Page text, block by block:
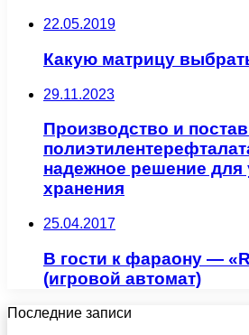
22.05.2019
Какую матрицу
29.11.2023
Производство и
надежное решение для
хранения
25.04.2017
В гости к фараону —
(игровой автомат)
Последние записи